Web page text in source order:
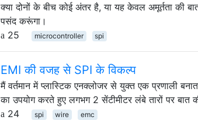
क्या दोनों के बीच कोई अंतर है, या यह केवल अमूर्तता की
पसंद करूंगा।
25
microcontroller spi
EMI की वजह से SPI के विकल्प
मैं वर्तमान में प्लास्टिक एनक्लोजर से युक्त एक प्रणाली
का उपयोग करते हुए लगभग 2 सेंटीमीटर लंबे तारों पर
24
spi wire emc